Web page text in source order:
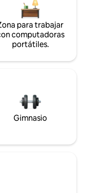
para trabajar
computadoras
portátiles.
Gimnasio